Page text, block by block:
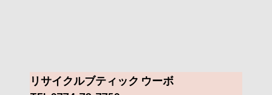
リサイクルブティック ウーボ